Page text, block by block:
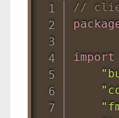
//
import